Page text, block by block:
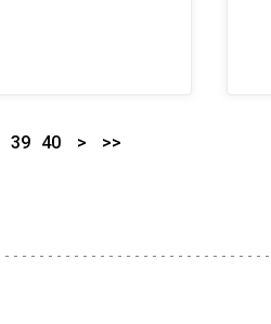
39 40 > >>